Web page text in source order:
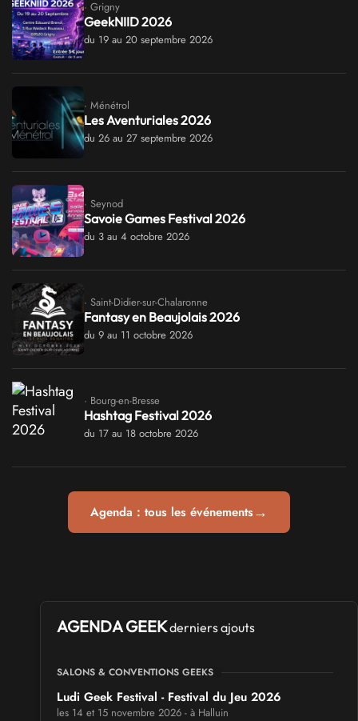
· Grigny
GeekNIID 2026
du 19 au 20 septembre 2026
· Ménétrol
Les Aventuriales 2026
du 26 au 27 septembre 2026
· Seynod
Savoie Games Festival 2026
du 3 au 4 octobre 2026
· Saint-Didier-sur-Chalaronne
Fantasy en Beaujolais 2026
du 9 au 11 octobre 2026
· Bourg-en-Bresse
Hashtag Festival 2026
du 17 au 18 octobre 2026
Agenda : tous les événements→
AGENDA GEEKderniers ajouts
SALONS & CONVENTIONS GEEKS
Ludi Geek Festival - Festival du Jeu 2026
les 14 et 15 novembre 2026 - à Halluin